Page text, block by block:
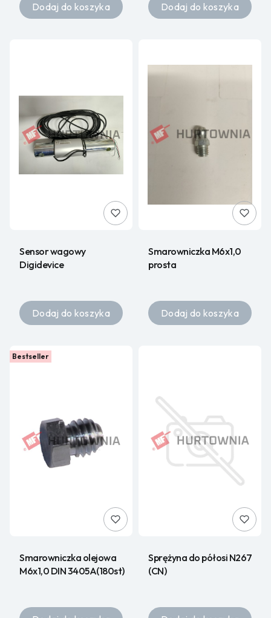
Dodaj do koszyka Dodaj do koszyka
Sensor wagowy
Digidevice
Dodaj do koszyka
Smarowniczka M6x1,0
prosta
Dodaj do koszyka
Bestseller
Smarowniczka olejowa
M6x1,0 DIN 3405A(180st)
Sprężyna do półosi N267
(CN)